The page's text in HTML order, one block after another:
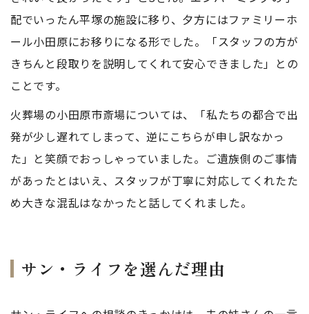
配でいったん平塚の施設に移り、夕方にはファミリーホ
ール小田原にお移りになる形でした。「スタッフの方が
きちんと段取りを説明してくれて安心できました」との
ことです。
火葬場の小田原市斎場については、「私たちの都合で出
発が少し遅れてしまって、逆にこちらが申し訳なかっ
た」と笑顔でおっしゃっていました。ご遺族側のご事情
があったとはいえ、スタッフが丁寧に対応してくれたた
め大きな混乱はなかったと話してくれました。
サン・ライフを選んだ理由